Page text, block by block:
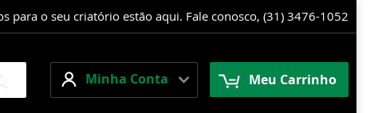
para o seu criatório estão aqui. Fale conosco, (31) 3476-1052
Meu Carrinho
Minha
Conta
Minha Conta
Pesquisa